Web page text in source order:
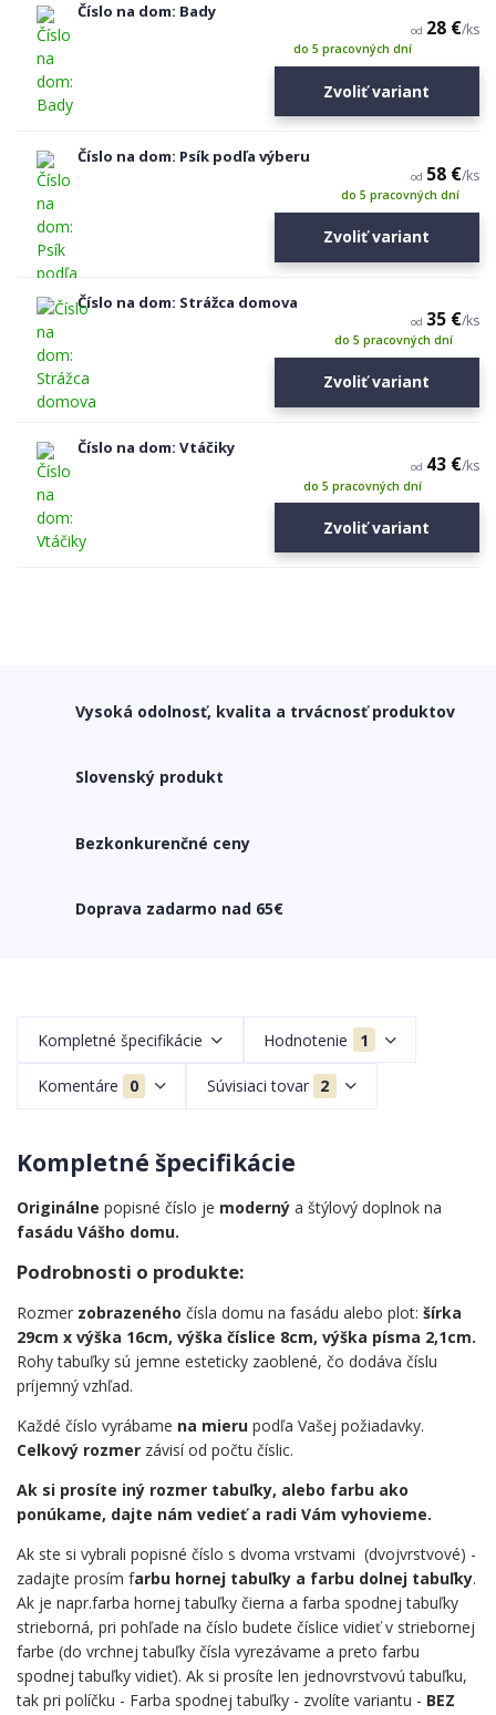
Číslo na dom: Bady
od 28 €/ks
do 5 pracovných dní
Zvoliť variant
Číslo na dom: Psík podľa výberu
od 58 €/ks
do 5 pracovných dní
Zvoliť variant
Číslo na dom: Strážca domova
od 35 €/ks
do 5 pracovných dní
Zvoliť variant
Číslo na dom: Vtáčiky
od 43 €/ks
do 5 pracovných dní
Zvoliť variant
Vysoká odolnosť, kvalita a trvácnosť produktov
Slovenský produkt
Bezkonkurenčné ceny
Doprava zadarmo nad 65€
Kompletné špecifikácie Hodnotenie 1
Komentáre 0 Súvisiaci tovar 2
Kompletné špecifikácie
Originálne popisné číslo je moderný a štýlový doplnok na
fasádu Vášho domu.
Podrobnosti o produkte:
Rozmer zobrazeného čísla domu na fasádu alebo plot: šírka
29cm x výška 16cm, výška číslice 8cm, výška písma 2,1cm.
Rohy tabuľky sú jemne esteticky zaoblené, čo dodáva číslu
príjemný vzhľad.
Každé číslo vyrábame na mieru podľa Vašej požiadavky.
Celkový rozmer závisí od počtu číslic.
Ak si prosíte iný rozmer tabuľky, alebo farbu ako
ponúkame, dajte nám vedieť a radi Vám vyhovieme.
Ak ste si vybrali popisné číslo s dvoma vrstvami (dvojvrstvové) -
zadajte prosím farbu hornej tabuľky a farbu dolnej tabuľky.
Ak je napr.farba hornej tabuľky čierna a farba spodnej tabuľky
strieborná, pri pohľade na číslo budete číslice vidieť v striebornej
farbe (do vrchnej tabuľky čísla vyrezávame a preto farbu
spodnej tabuľky vidieť). Ak si prosíte len jednovrstvovú tabuľku,
tak pri políčku - Farba spodnej tabuľky - zvolíte variantu - BEZ